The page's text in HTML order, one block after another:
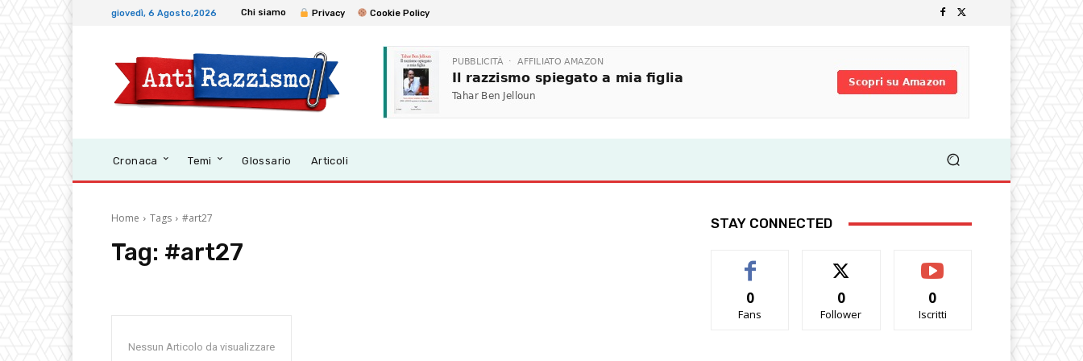
giovedì, 6 Agosto,2026 Chi siamo Privacy Cookie Policy
Cronaca Temi Glossario Articoli
Home Tags #art27
Tag: #art27
Nessun Articolo da visualizzare
STAY CONNECTED
0
Fans
0
Follower
0
Iscritti